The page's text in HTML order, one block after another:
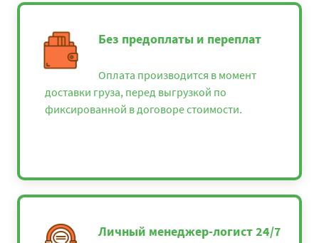
Без предоплаты и переплат
Оплата производится в момент
доставки груза, перед выгрузкой по
фиксированной в договоре стоимости.
Личный менеджер-логист 24/7